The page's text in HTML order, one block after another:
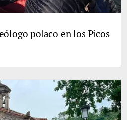
polaco en los Picos